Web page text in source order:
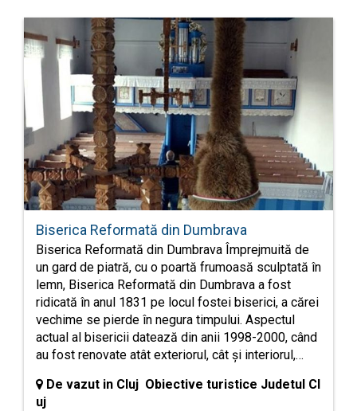
Biserica Reformată din Dumbrava
Biserica Reformată din Dumbrava Împrejmuită de
un gard de piatră, cu o poartă frumoasă sculptată în
lemn, Biserica Reformată din Dumbrava a fost
ridicată în anul 1831 pe locul fostei biserici, a cărei
vechime se pierde în negura timpului. Aspectul
actual al bisericii datează din anii 1998-2000, când
au fost renovate atât exteriorul, cât și interiorul,…
De vazut in Cluj Obiective turistice Judetul Cl
uj